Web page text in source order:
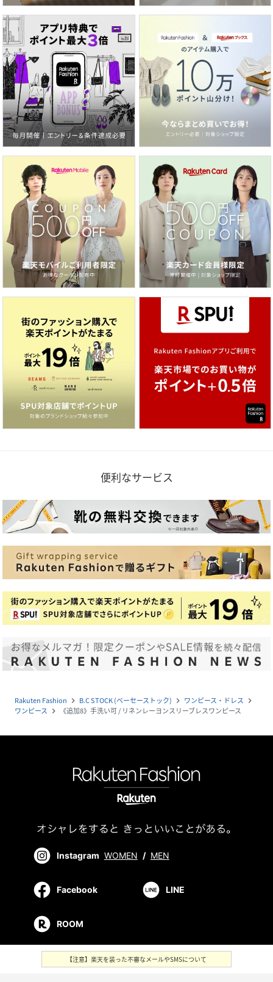
便利なサービス
Rakuten Fashion navigate_next B.C STOCK (ベーセーストック) navigate_next ワンピース・ドレス navigate_next
ワンピース navigate_next 《追加8》手洗い可 / リネンレーヨンスリーブレスワンピース
Instagram WOMEN / MEN
Facebook LINE
ROOM
【注意】楽天を装った不審なメールやSMSについて